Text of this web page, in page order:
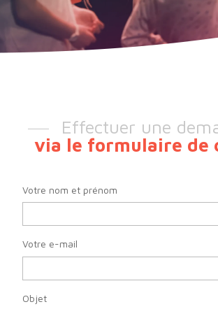
Effectuer une
via le formulaire de
Votre nom et prénom
Votre e-mail
Objet